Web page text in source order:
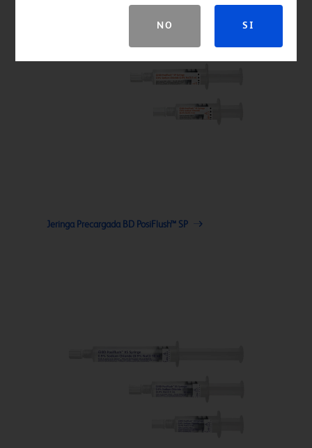
Jeringa Precargada BD PosiFlush™ SP
NO SI